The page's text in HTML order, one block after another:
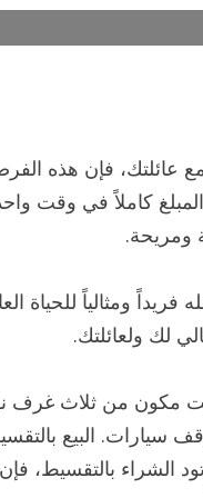
فإن هذه
كاملاً في وقت
ومريحة.
ومثالياً للحياة
لك ولعائلتك.
مكون من ثلاث غرف
سيارات. البيع
بالتقسيط،